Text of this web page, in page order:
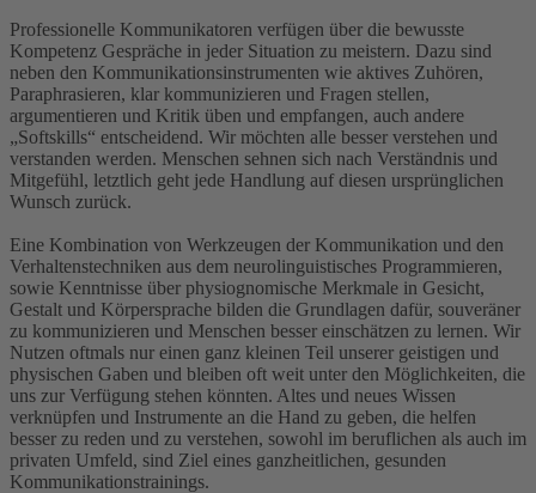
Professionelle Kommunikatoren verfügen über die bewusste
Kompetenz Gespräche in jeder Situation zu meistern. Dazu sind
neben den Kommunikationsinstrumenten wie aktives Zuhören,
Paraphrasieren, klar kommunizieren und Fragen stellen,
argumentieren und Kritik üben und empfangen, auch andere
„Softskills“ entscheidend. Wir möchten alle besser verstehen und
verstanden werden. Menschen sehnen sich nach Verständnis und
Mitgefühl, letztlich geht jede Handlung auf diesen ursprünglichen
Wunsch zurück.
Eine Kombination von Werkzeugen der Kommunikation und den
Verhaltenstechniken aus dem neurolinguistisches Programmieren,
sowie Kenntnisse über physiognomische Merkmale in Gesicht,
Gestalt und Körpersprache bilden die Grundlagen dafür, souveräner
zu kommunizieren und Menschen besser einschätzen zu lernen. Wir
Nutzen oftmals nur einen ganz kleinen Teil unserer geistigen und
physischen Gaben und bleiben oft weit unter den Möglichkeiten, die
uns zur Verfügung stehen könnten. Altes und neues Wissen
verknüpfen und Instrumente an die Hand zu geben, die helfen
besser zu reden und zu verstehen, sowohl im beruflichen als auch im
privaten Umfeld, sind Ziel eines ganzheitlichen, gesunden
Kommunikationstrainings.